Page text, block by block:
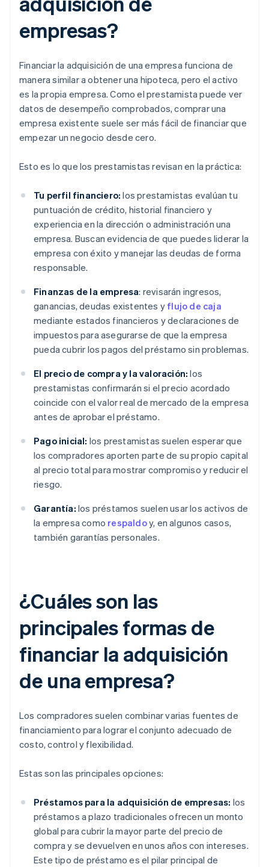
empresas?
Financiar la adquisición de una empresa funciona de
manera similar a obtener una hipoteca, pero el activo
es la propia empresa. Como el prestamista puede ver
datos de desempeño comprobados, comprar una
empresa existente suele ser más fácil de financiar que
empezar un negocio desde cero.
Esto es lo que los prestamistas revisan en la práctica:
Tu perfil financiero: los prestamistas evalúan tu
puntuación de crédito, historial financiero y
experiencia en la dirección o administración una
empresa. Buscan evidencia de que puedes liderar la
empresa con éxito y manejar las deudas de forma
responsable.
Finanzas de la empresa: revisarán ingresos,
ganancias, deudas existentes y flujo de caja
mediante estados financieros y declaraciones de
impuestos para asegurarse de que la empresa
pueda cubrir los pagos del préstamo sin problemas.
El precio de compra y la valoración: los
prestamistas confirmarán si el precio acordado
coincide con el valor real de mercado de la empresa
antes de aprobar el préstamo.
Pago inicial: los prestamistas suelen esperar que
los compradores aporten parte de su propio capital
al precio total para mostrar compromiso y reducir el
riesgo.
Garantía: los préstamos suelen usar los activos de
la empresa como respaldoy, en algunos casos,
también garantías personales.
¿Cuáles son las
principales formas de
financiar la adquisición
de una empresa?
Los compradores suelen combinar varias fuentes de
financiamiento para lograr el conjunto adecuado de
costo, control y flexibilidad.
Estas son las principales opciones:
Préstamos para la adquisición de empresas: los
préstamos a plazo tradicionales ofrecen un monto
global para cubrir la mayor parte del precio de
compra y se devuelven en unos años con intereses.
Este tipo de préstamo es el pilar principal de